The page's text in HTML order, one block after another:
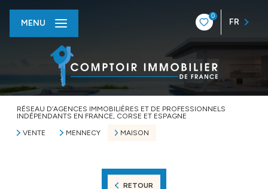
0
FR
MENU
RÉSEAU D’AGENCES IMMOBILIÈRES ET DE PROFESSIONNELS
INDÉPENDANTS EN FRANCE, CORSE ET ESPAGNE
VENTE
MENNECY MAISON
RETOUR